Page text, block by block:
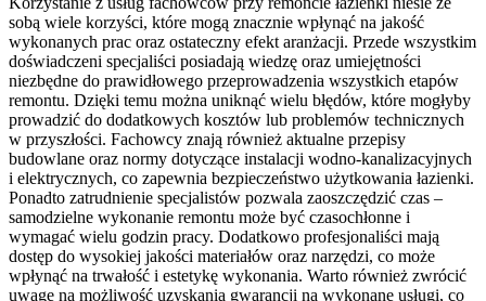
sobą wiele korzyści, które mogą znacznie wpłynąć na jakość
wykonanych prac oraz ostateczny efekt aranżacji. Przede wszystkim
doświadczeni specjaliści posiadają wiedzę oraz umiejętności
niezbędne do prawidłowego przeprowadzenia wszystkich etapów
remontu. Dzięki temu można uniknąć wielu błędów, które mogłyby
prowadzić do dodatkowych kosztów lub problemów technicznych
w przyszłości. Fachowcy znają również aktualne przepisy
budowlane oraz normy dotyczące instalacji wodno-kanalizacyjnych
i elektrycznych, co zapewnia bezpieczeństwo użytkowania łazienki.
Ponadto zatrudnienie specjalistów pozwala zaoszczędzić czas –
samodzielne wykonanie remontu może być czasochłonne i
wymagać wielu godzin pracy. Dodatkowo profesjonaliści mają
dostęp do wysokiej jakości materiałów oraz narzędzi, co może
wpłynąć na trwałość i estetykę wykonania. Warto również zwrócić
uwagę na możliwość uzyskania gwarancji na wykonane usługi, co